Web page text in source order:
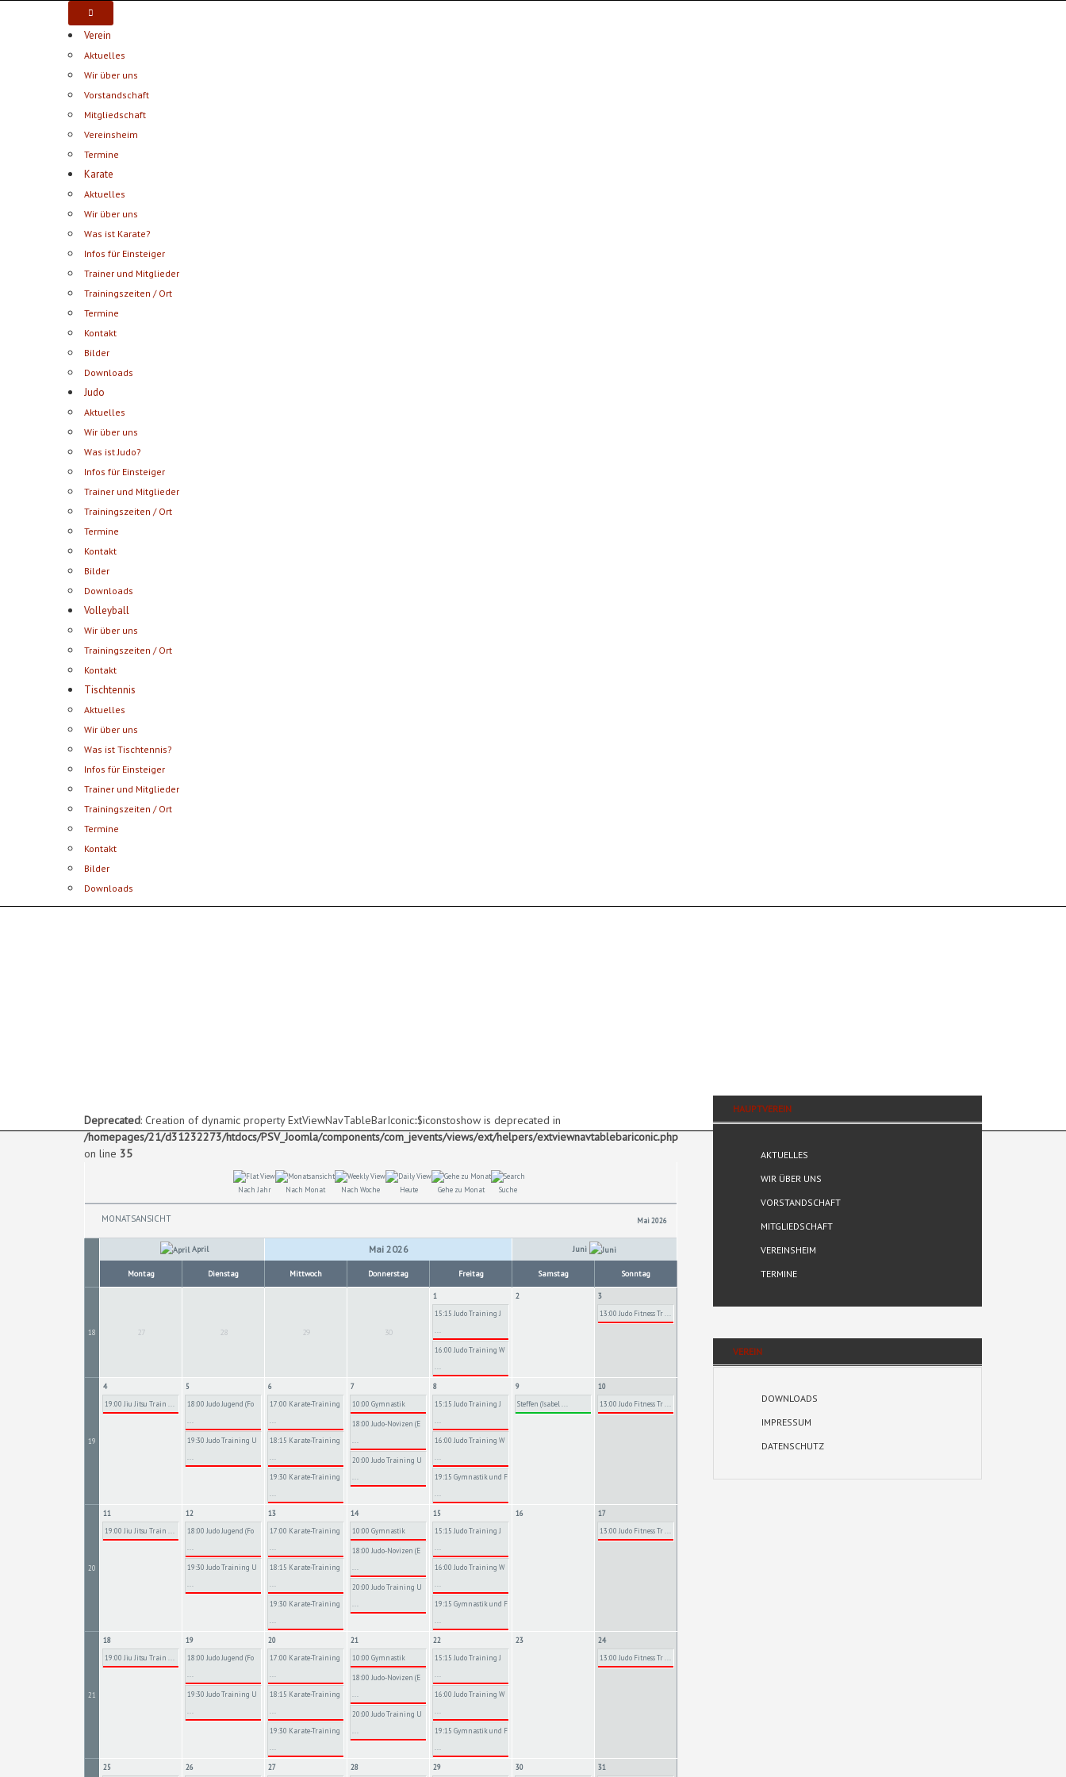
Verein
Aktuelles
Wir über uns
Vorstandschaft
Mitgliedschaft
Vereinsheim
Termine
Karate
Aktuelles
Wir über uns
Was ist Karate?
Infos für Einsteiger
Trainer und Mitglieder
Trainingszeiten / Ort
Termine
Kontakt
Bilder
Downloads
Judo
Aktuelles
Wir über uns
Was ist Judo?
Infos für Einsteiger
Trainer und Mitglieder
Trainingszeiten / Ort
Termine
Kontakt
Bilder
Downloads
Volleyball
Wir über uns
Trainingszeiten / Ort
Kontakt
Tischtennis
Aktuelles
Wir über uns
Was ist Tischtennis?
Infos für Einsteiger
Trainer und Mitglieder
Trainingszeiten / Ort
Termine
Kontakt
Bilder
Downloads
Deprecated: Creation of dynamic property ExtViewNavTableBarIconic::$iconstoshow is deprecated in
/homepages/21/d31232273/htdocs/PSV_Joomla/components/com_jevents/views/ext/helpers/extviewnavtablebariconic.php
on line 35
Nach Jahr Nach Monat Nach Woche Heute Gehe zu Monat Suche
MONATSANSICHT Mai 2026
April Mai 2026 Juni
Montag Dienstag Mittwoch Donnerstag Freitag Samstag Sonntag
18 27 28 29 30
1
15:15 Judo Training J
16:00 Judo Training W
2
3
13:00 Judo Fitness Tr ...
19
4
19:00 Jiu Jitsu Train ...
5
18:00 Judo Jugend (Fo
19:30 Judo Training U
6
17:00 Karate-Training
18:15 Karate-Training
19:30 Karate-Training
7
10:00 Gymnastik
18:00 Judo-Novizen (E
20:00 Judo Training U
8
15:15 Judo Training J
16:00 Judo Training W
19:15 Gymnastik und F
9
Steffen (Isabel ...
10
13:00 Judo Fitness Tr ...
20
11
19:00 Jiu Jitsu Train ...
12
18:00 Judo Jugend (Fo
19:30 Judo Training U
13
17:00 Karate-Training
18:15 Karate-Training
19:30 Karate-Training
14
10:00 Gymnastik
18:00 Judo-Novizen (E
20:00 Judo Training U
15
15:15 Judo Training J
16:00 Judo Training W
19:15 Gymnastik und F
16
17
13:00 Judo Fitness Tr ...
21
18
19:00 Jiu Jitsu Train ...
19
18:00 Judo Jugend (Fo
19:30 Judo Training U
20
17:00 Karate-Training
18:15 Karate-Training
19:30 Karate-Training
21
10:00 Gymnastik
18:00 Judo-Novizen (E
20:00 Judo Training U
22
15:15 Judo Training J
16:00 Judo Training W
19:15 Gymnastik und F
23
24
13:00 Judo Fitness Tr ...
25 26 27 28 29 30 31
HAUPTVEREIN
AKTUELLES
WIR ÜBER UNS
VORSTANDSCHAFT
MITGLIEDSCHAFT
VEREINSHEIM
TERMINE
VEREIN
DOWNLOADS
IMPRESSUM
DATENSCHUTZ